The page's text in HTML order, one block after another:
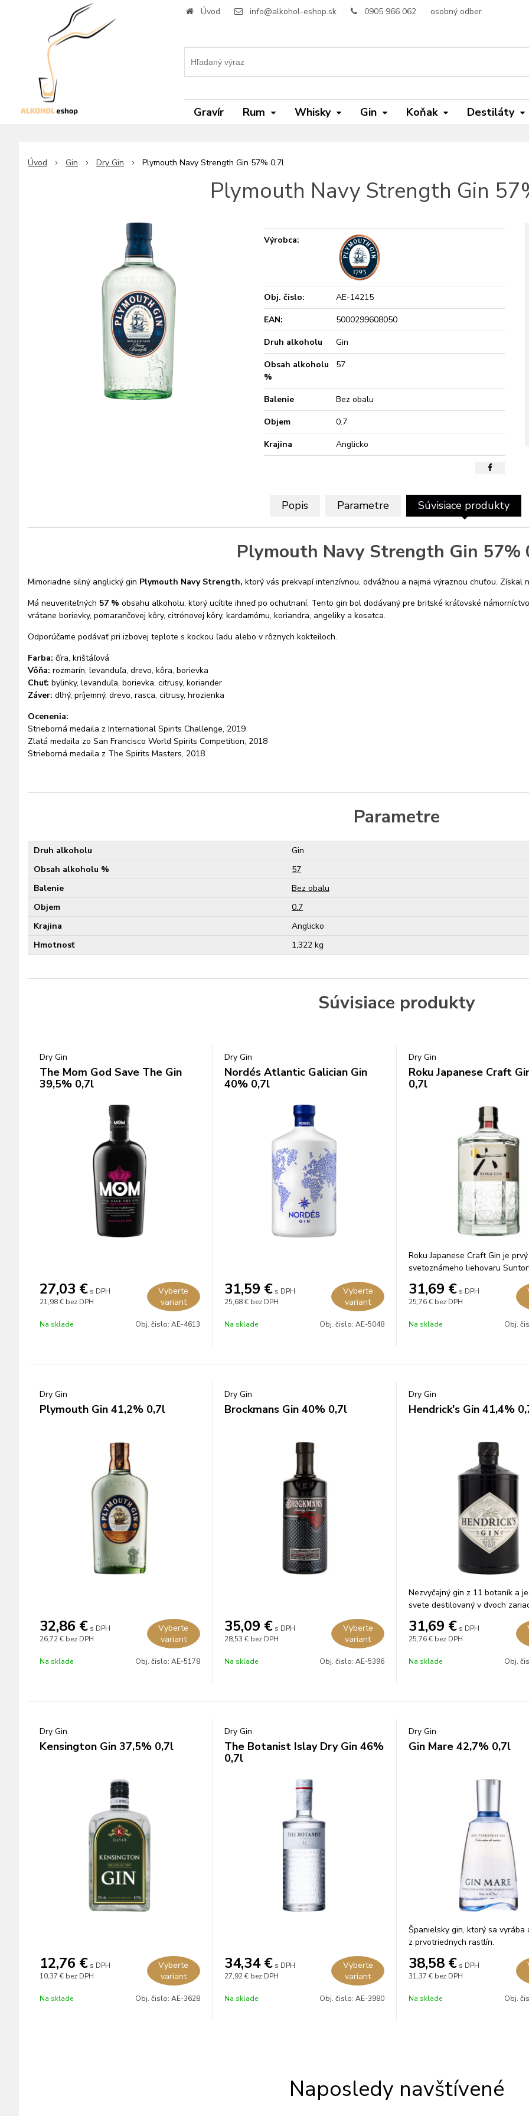
Úvod info@alkohol-eshop.sk 0905 966 062 osobný odber
Gravír Rum Whisky Gin Koňak Destiláty
Úvod Gin Dry Gin Plymouth Navy Strength Gin 57% 0,7l
Plymouth Navy Strength Gin
Výrobca:
Obj. čislo:
AE-14215
EAN:
5000299608050
Druh alkoholu
Gin
Obsah alkoholu
%
57
Balenie
Bez obalu
Objem
0.7
Krajina
Anglicko
Popis Parametre Súvisiace produkty
Plymouth Navy Strength Gin 57%
Mimoriadne silný anglický gin Plymouth Navy Strength, ktorý vás prekvapí intenzívnou, odvážnou a najmä výraznou chuťou. Získal
Má neuveriteľných 57 % obsahu alkoholu, ktorý ucítite ihneď po ochutnaní. Tento gin bol dodávaný pre britské kráľovské
vrátane borievky, pomarančovej kôry, citrónovej kôry, kardamómu, koriandra, angeliky a kosatca.
Odporúčame podávať pri izbovej teplote s kockou ľadu alebo v rôznych kokteiloch.
Farba: číra, krištáľová
Vôňa: rozmarín, levanduľa, drevo, kôra, borievka
Chuť: bylinky, levanduľa, borievka, citrusy, koriander
Záver: dlhý, príjemný, drevo, rasca, citrusy, hrozienka
Ocenenia:
Strieborná medaila z International Spirits Challenge, 2019
Zlatá medaila zo San Francisco World Spirits Competition, 2018
Strieborná medaila z The Spirits Masters, 2018
Parametre
Druh alkoholu
Gin
Obsah alkoholu %
57
Balenie
Bez obalu
Objem
0.7
Krajina
Anglicko
Hmotnosť
1,322 kg
Súvisiace produkty
Dry Gin
The Mom God Save The Gin
39,5% 0,7l
27,03 € s DPH
21,98 € bez DPH
Vyberte
variant
Na sklade Obj. čislo: AE-4613
Dry Gin
Nordés Atlantic Galician Gin
40% 0,7l
31,59 € s DPH
25,68 € bez DPH
Vyberte
variant
Na sklade Obj. čislo: AE-5048
Dry Gin
Roku Japanese Craft
0,7l
Roku Japanese Craft Gin je
svetoznámeho liehovaru
31,69 € s DPH
25,76 € bez DPH
Na sklade Obj.
Dry Gin
Plymouth Gin 41,2% 0,7l
32,86 € s DPH
26,72 € bez DPH
Vyberte
variant
Na sklade Obj. čislo: AE-5178
Dry Gin
Brockmans Gin 40% 0,7l
35,09 € s DPH
28,53 € bez DPH
Vyberte
variant
Na sklade Obj. čislo: AE-5396
Dry Gin
Hendrick's Gin 41,4%
Nezvyčajný gin z 11 botaník a
svete destilovaný v dvoch
31,69 € s DPH
25,76 € bez DPH
Na sklade Obj.
Dry Gin
Kensington Gin 37,5% 0,7l
12,76 € s DPH
10,37 € bez DPH
Vyberte
variant
Na sklade Obj. čislo: AE-3628
Dry Gin
The Botanist Islay Dry Gin 46%
0,7l
34,34 € s DPH
27,92 € bez DPH
Vyberte
variant
Na sklade Obj. čislo: AE-3980
Dry Gin
Gin Mare 42,7% 0,7l
Španielsky gin, ktorý sa vyrába
z prvotriednych rastlín.
38,58 € s DPH
31,37 € bez DPH
Na sklade Obj.
Naposledy navštívené